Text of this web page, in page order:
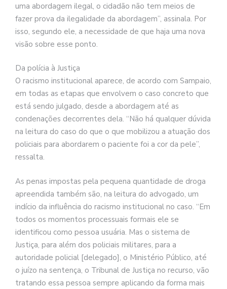
uma abordagem ilegal, o cidadão não tem meios de
fazer prova da ilegalidade da abordagem”, assinala. Por
isso, segundo ele, a necessidade de que haja uma nova
visão sobre esse ponto.
Da polícia à Justiça
O racismo institucional aparece, de acordo com Sampaio,
em todas as etapas que envolvem o caso concreto que
está sendo julgado, desde a abordagem até as
condenações decorrentes dela. “Não há qualquer dúvida
na leitura do caso do que o que mobilizou a atuação dos
policiais para abordarem o paciente foi a cor da pele”,
ressalta.
As penas impostas pela pequena quantidade de droga
apreendida também são, na leitura do advogado, um
indício da influência do racismo institucional no caso. “Em
todos os momentos processuais formais ele se
identificou como pessoa usuária. Mas o sistema de
Justiça, para além dos policiais militares, para a
autoridade policial [delegado], o Ministério Público, até
o juízo na sentença, o Tribunal de Justiça no recurso, vão
tratando essa pessoa sempre aplicando da forma mais